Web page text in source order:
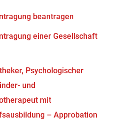
beantragen
einer Gesellschaft
Psychologischer
und
mit
– Approbation